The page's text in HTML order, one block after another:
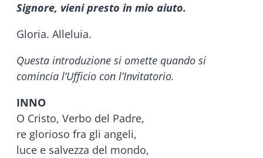
Signore, vieni presto in mio aiuto.
Gloria. Alleluia.
Questa introduzione si omette quando si
comincia l’Ufficio con l’Invitatorio.
INNO
O Cristo, Verbo del Padre,
re glorioso fra gli angeli,
luce e salvezza del mondo,